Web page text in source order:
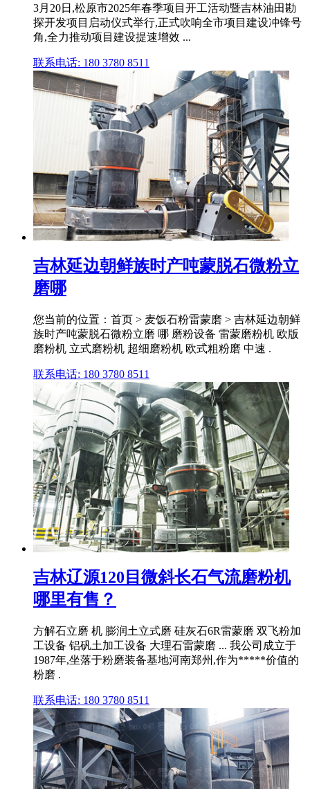
3月20日,松原市2025年春季项目开工活动暨吉林油田勘
探开发项目启动仪式举行,正式吹响全市项目建设冲锋号
角,全力推动项目建设提速增效 ...
联系电话: 180 3780 8511
吉林延边朝鲜族时产吨蒙脱石微粉立
磨哪
您当前的位置：首页 > 麦饭石粉雷蒙磨 > 吉林延边朝鲜
族时产吨蒙脱石微粉立磨 哪 磨粉设备 雷蒙磨粉机 欧版
磨粉机 立式磨粉机 超细磨粉机 欧式粗粉磨 中速 .
联系电话: 180 3780 8511
吉林辽源120目微斜长石气流磨粉机
哪里有售？
方解石立磨 机 膨润土立式磨 硅灰石6R雷蒙磨 双飞粉加
工设备 铝矾土加工设备 大理石雷蒙磨 ... 我公司成立于
1987年,坐落于粉磨装备基地河南郑州,作为*****价值的
粉磨 .
联系电话: 180 3780 8511